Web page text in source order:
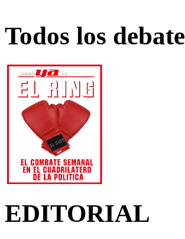
Todos los
EDITORIAL